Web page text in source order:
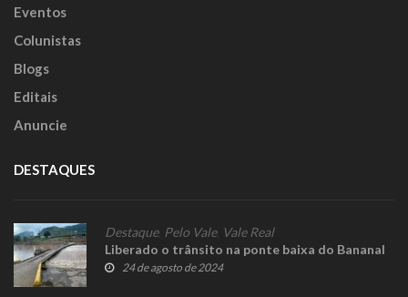
Eventos
Colunistas
Blogs
Editais
Anuncie
DESTAQUES
Destaque, Pelo Vale, Vale Real
Liberado o trânsito na ponte baixa do Bananal
24 de agosto de 2024